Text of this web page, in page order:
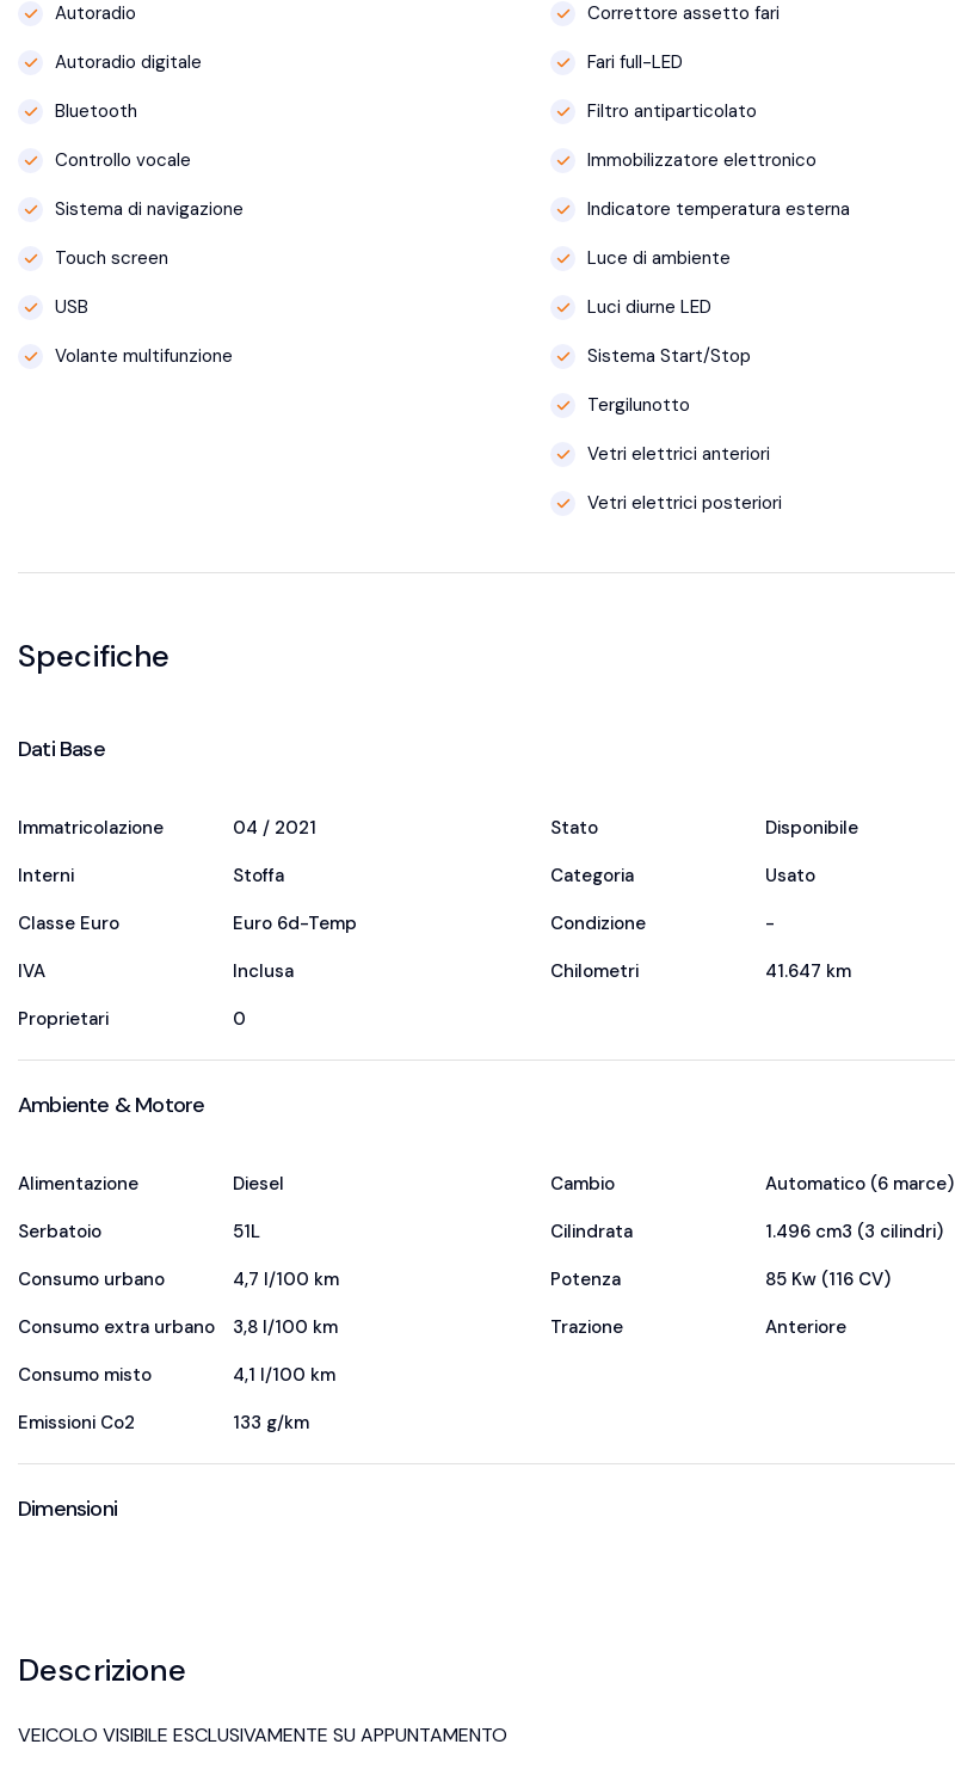
Autoradio
Autoradio digitale
Bluetooth
Controllo vocale
Sistema di navigazione
Touch screen
USB
Volante multifunzione
Correttore assetto fari
Fari full-LED
Filtro antiparticolato
Immobilizzatore elettronico
Indicatore temperatura esterna
Luce di ambiente
Luci diurne LED
Sistema Start/Stop
Tergilunotto
Vetri elettrici anteriori
Vetri elettrici posteriori
Specifiche
Dati Base
Immatricolazione
04 / 2021
Interni
Stoffa
Classe Euro
Euro 6d-Temp
IVA
Inclusa
Proprietari
0
Stato
Disponibile
Categoria
Usato
Condizione
-
Chilometri
41.647 km
Ambiente & Motore
Alimentazione
Diesel
Serbatoio
51L
Consumo urbano
4,7 l/100 km
Consumo extra urbano
3,8 l/100 km
Consumo misto
4,1 l/100 km
Emissioni Co2
133 g/km
Cambio
Automatico (6 marce)
Cilindrata
1.496 cm3 (3 cilindri)
Potenza
85 Kw (116 CV)
Trazione
Anteriore
Dimensioni
Descrizione
VEICOLO VISIBILE ESCLUSIVAMENTE SU APPUNTAMENTO